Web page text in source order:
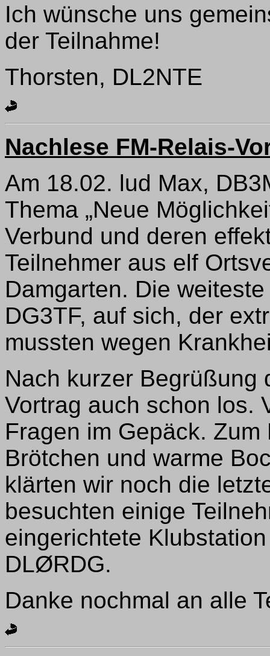
Ich wünsche uns
der Teilnahme!
Thorsten, DL2NTE
Nachlese FM-Relais-
Am 18.02. lud Max,
Thema „Neue
Verbund und deren
Teilnehmer aus elf
Damgarten. Die
DG3TF, auf sich, der
mussten wegen
Nach kurzer Begrüßung
Vortrag auch schon los.
Fragen im Gepäck.
Brötchen und warme
klärten wir noch die
besuchten einige
eingerichtete
DLØRDG.
Danke nochmal an alle